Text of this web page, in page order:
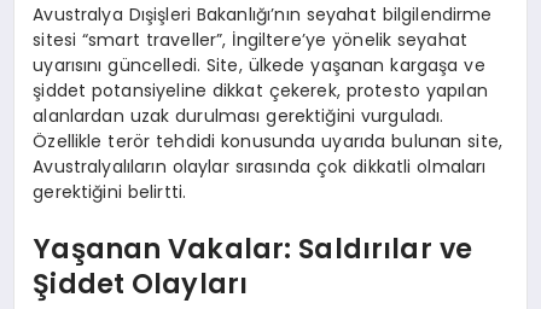
Avustralya Dışişleri Bakanlığı’nın seyahat bilgilendirme
sitesi “smart traveller”, İngiltere’ye yönelik seyahat
uyarısını güncelledi. Site, ülkede yaşanan kargaşa ve
şiddet potansiyeline dikkat çekerek, protesto yapılan
alanlardan uzak durulması gerektiğini vurguladı.
Özellikle terör tehdidi konusunda uyarıda bulunan site,
Avustralyalıların olaylar sırasında çok dikkatli olmaları
gerektiğini belirtti.
Yaşanan Vakalar: Saldırılar ve
Şiddet Olayları